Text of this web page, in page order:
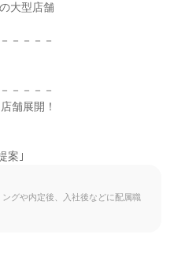
大型店舗
－－－－
－－－－
舗展開！
案｣
グや内定後、入社後などに配属職